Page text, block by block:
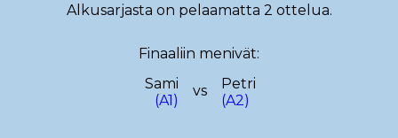
29.10.2022
19.10.2022
08.10.2022
29.09.2022
Alkusarjasta on pelaamatta 2 ottelua.
Finaaliin menivät:
Sami
(A1)
vs
Petri
(A2)